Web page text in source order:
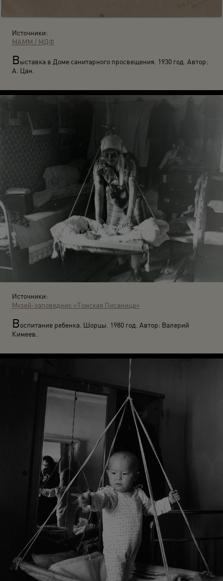
Источники:
МАММ / МДФ
Выставка в Доме санитарного просвещения. 1930 год. Автор:
А. Цан.
Источники:
Музей-заповедник «Томская Писаница»
Воспитание ребенка. Шорцы. 1980 год. Автор: Валерий
Кимеев.